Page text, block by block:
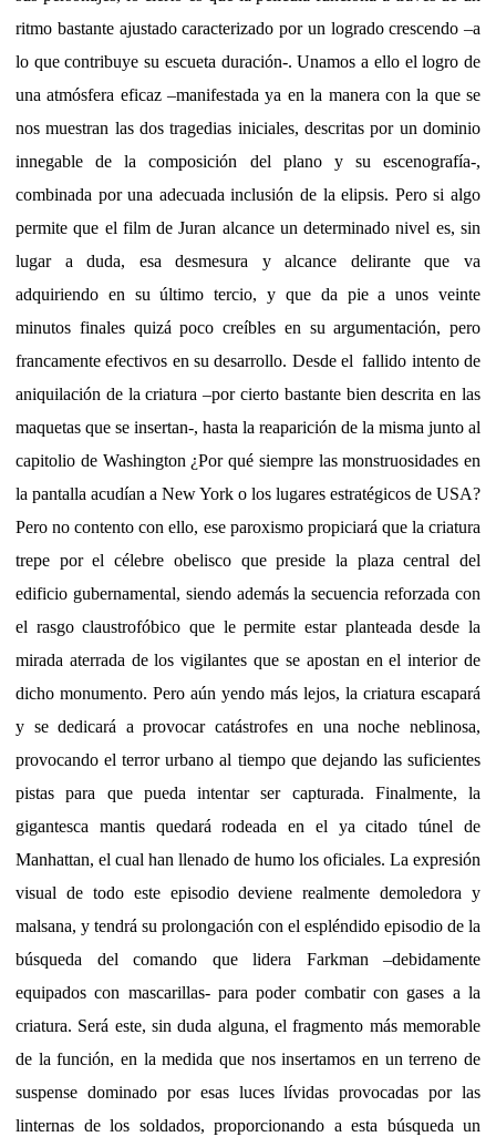
ritmo bastante ajustado caracterizado por un logrado crescendo –a
lo que contribuye su escueta duración-. Unamos a ello el logro de
una atmósfera eficaz –manifestada ya en la manera con la que se
nos muestran las dos tragedias iniciales, descritas por un dominio
innegable de la composición del plano y su escenografía-,
combinada por una adecuada inclusión de la elipsis. Pero si algo
permite que el film de Juran alcance un determinado nivel es, sin
lugar a duda, esa desmesura y alcance delirante que va
adquiriendo en su último tercio, y que da pie a unos veinte
minutos finales quizá poco creíbles en su argumentación, pero
francamente efectivos en su desarrollo. Desde el fallido intento de
aniquilación de la criatura –por cierto bastante bien descrita en las
maquetas que se insertan-, hasta la reaparición de la misma junto al
capitolio de Washington ¿Por qué siempre las monstruosidades en
la pantalla acudían a New York o los lugares estratégicos de USA?
Pero no contento con ello, ese paroxismo propiciará que la criatura
trepe por el célebre obelisco que preside la plaza central del
edificio gubernamental, siendo además la secuencia reforzada con
el rasgo claustrofóbico que le permite estar planteada desde la
mirada aterrada de los vigilantes que se apostan en el interior de
dicho monumento. Pero aún yendo más lejos, la criatura escapará
y se dedicará a provocar catástrofes en una noche neblinosa,
provocando el terror urbano al tiempo que dejando las suficientes
pistas para que pueda intentar ser capturada. Finalmente, la
gigantesca mantis quedará rodeada en el ya citado túnel de
Manhattan, el cual han llenado de humo los oficiales. La expresión
visual de todo este episodio deviene realmente demoledora y
malsana, y tendrá su prolongación con el espléndido episodio de la
búsqueda del comando que lidera Farkman –debidamente
equipados con mascarillas- para poder combatir con gases a la
criatura. Será este, sin duda alguna, el fragmento más memorable
de la función, en la medida que nos insertamos en un terreno de
suspense dominado por esas luces lívidas provocadas por las
linternas de los soldados, proporcionando a esta búsqueda un